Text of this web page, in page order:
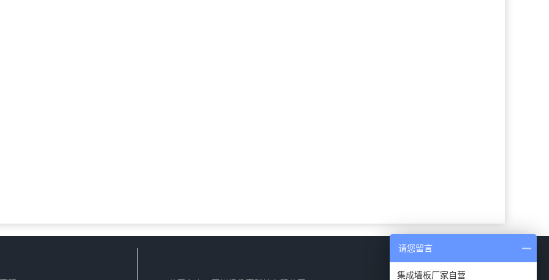
请您留言
集成墙板厂家自营